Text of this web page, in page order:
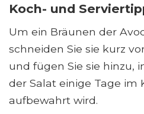
Koch- und
Um ein Bräunen der
schneiden Sie sie kurz
und fügen Sie sie hinzu,
der Salat einige Tage im
aufbewahrt wird.